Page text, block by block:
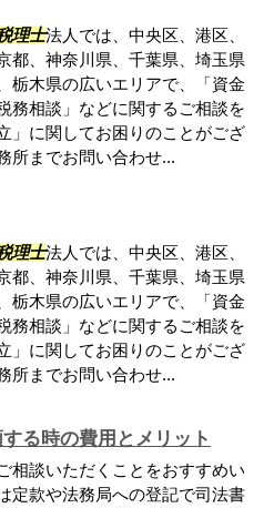
理士法人では、中央区、港区、
都、神奈川県、千葉県、埼玉県
栃木県の広いエリアで、「資金
務相談」などに関するご相談を
」に関してお困りのことがござ
所までお問い合わせ...
理士法人では、中央区、港区、
都、神奈川県、千葉県、埼玉県
栃木県の広いエリアで、「資金
務相談」などに関するご相談を
」に関してお困りのことがござ
所までお問い合わせ...
る時の費用とメリット
相談いただくことをおすすめい
定款や法務局への登記で司法書